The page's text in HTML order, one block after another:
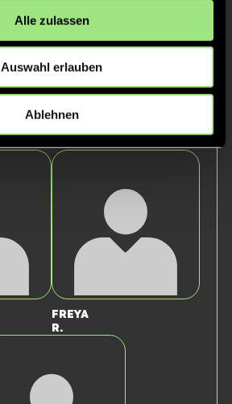
Alle zulassen
Auswahl erlauben
Ablehnen
Freya
R.